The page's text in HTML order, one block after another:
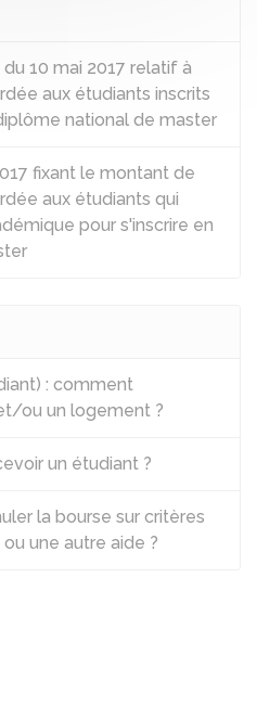
10 mai 2017 relatif à
aux étudiants inscrits
national de master
fixant le montant de
aux étudiants qui
pour s'inscrire en
: comment
ou un logement ?
un étudiant ?
la bourse sur critères
une autre aide ?